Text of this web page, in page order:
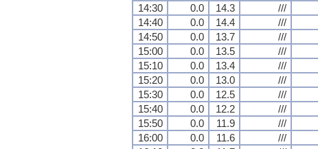
14:30
0.0 14.3 ///
14:40
0.0 14.4 ///
14:50
0.0 13.7 ///
15:00
0.0 13.5 ///
15:10
0.0 13.4 ///
15:20
0.0 13.0 ///
15:30
0.0 12.5 ///
15:40
0.0 12.2 ///
15:50
0.0 11.9 ///
16:00
0.0 11.6 ///